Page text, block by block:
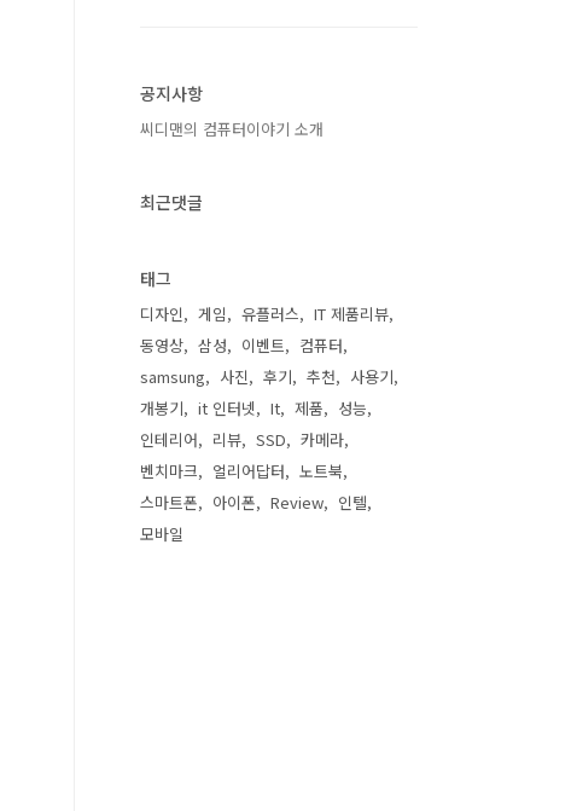
공지사항
씨디맨의 컴퓨터이야기 소개
최근댓글
태그
디자인 게임 유플러스
IT 제품리뷰
동영상
삼성 이벤트
컴퓨터
samsung
사진 후기 추천
사용기
개봉기
it 인터넷 It 제품
성능
인테리어
리뷰 SSD
카메라
벤치마크
얼리어답터
노트북
스마트폰
아이폰 Review
인텔
모바일